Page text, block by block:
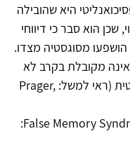
היא שהובילה
הוא סבר כי דיווחי
מסוגסטיה מצדו.
אינה מקובלת בקרב לא
מעט מטפלים בגישה פסיכואנליטית (ראי למשל: Prager,
אתר תנועת False Memory Syndrome Foundation: